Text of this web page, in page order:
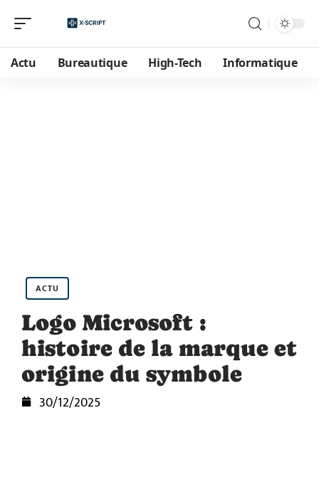
Actu Bureautique High-Tech Informatique
ACTU
Logo Microsoft :
histoire de la marque et
origine du symbole
30/12/2025